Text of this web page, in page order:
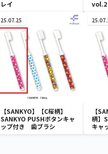
レイ
vol.2
25.07.25
【SANKYO】【C桜柄】
SANKYO PUSHボタンキャ
ップ付き 歯ブラシ
【
柄】
キャ